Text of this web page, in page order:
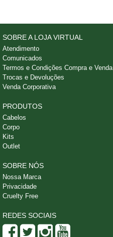
SOBRE A LOJA VIRTUAL
Atendimento
Comunicados
Termos e Condições Compra e Venda
Trocas e Devoluções
Venda Corporativa
PRODUTOS
Cabelos
Corpo
Kits
Outlet
SOBRE NÓS
Nossa Marca
Privacidade
Cruelty Free
REDES SOCIAIS